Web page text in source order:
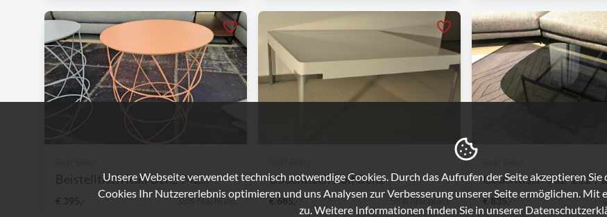
Beistelltisch Rolf Benz 942...
€ 395,- 38% Nachlass
Couchtisch Rolf Benz
€ 685,- 58% Nachlass
Couchtisch 932-212
€ 835,-
Unsere Webseite verwendet technisch notwendige Cookies. Durch das Aufrufen der Seite akzeptieren
Cookies Ihr Nutzererlebnis optimieren und uns Analysen zur Verbesserung unserer Seite ermöglichen. Mit
zu. Weitere Informationen finden Sie in unserer